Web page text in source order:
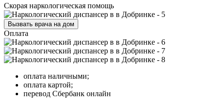
Скорая наркологическая помощь
Вызвать врача на дом
Оплата
оплата наличными;
оплата картой;
перевод Сбербанк онлайн